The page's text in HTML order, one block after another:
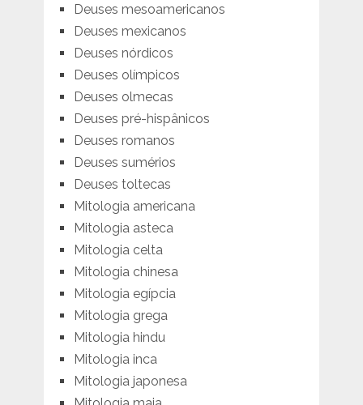
Deuses mesoamericanos
Deuses mexicanos
Deuses nórdicos
Deuses olímpicos
Deuses olmecas
Deuses pré-hispânicos
Deuses romanos
Deuses sumérios
Deuses toltecas
Mitologia americana
Mitologia asteca
Mitologia celta
Mitologia chinesa
Mitologia egípcia
Mitologia grega
Mitologia hindu
Mitologia inca
Mitologia japonesa